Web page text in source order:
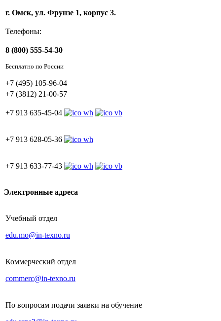
г. Омск, ул. Фрунзе 1, корпус 3.
Телефоны:
8 (800) 555-54-30
Бесплатно по России
+7 (495) 105-96-04
+7 (3812) 21-00-57
+7 913 635-45-04
+7 913 628-05-36
+7 913 633-77-43
Электронные адреса
Учебный отдел
edu.mo@in-texno.ru
Коммерческий отдел
commerc@in-texno.ru
По вопросам подачи заявки на обучение